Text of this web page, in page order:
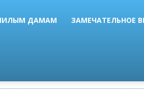
ДАМАМ ЗАМЕЧАТЕЛЬНОЕ